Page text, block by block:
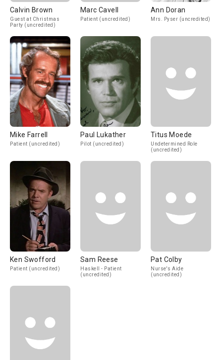
Calvin Brown
Guest at Christmas
Party (uncredited)
Marc Cavell
Patient (uncredited)
Ann Doran
Mrs. Pyser (uncredited)
Mike Farrell
Patient (uncredited)
Paul Lukather
Pilot (uncredited)
Titus Moede
Undetermined Role
(uncredited)
Ken Swofford
Patient (uncredited)
Sam Reese
Haskell - Patient
(uncredited)
Pat Colby
Nurse's Aide
(uncredited)